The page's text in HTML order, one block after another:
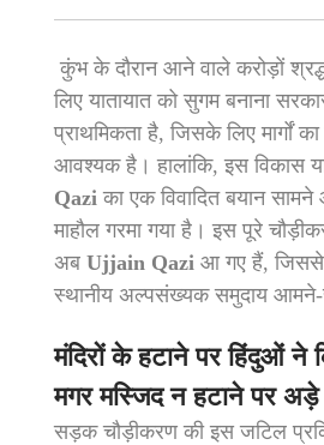
कुंभ के दौरान आने वाले करोड़ों
लिए यातायात को सुगम बनाना
प्राथमिकता है, जिसके लिए मार्गों
आवश्यक है। हालांकि, इस विकास
Qazi का एक विवादित बयान
माहौल गरमा गया है। इस पूरे
अब Ujjain Qazi आ गए हैं,
स्थानीय अल्पसंख्यक समुदाय आमने-
मंदिरों के हटाने पर हिंदुओं ने
मगर मस्जिद न हटाने पर अड़े
सड़क चौड़ीकरण की इस जटिल